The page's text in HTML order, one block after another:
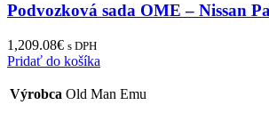
Podvozková sada OME – Nissan
1,209.08€ s DPH
Pridať do košíka
Výrobca Old Man Emu